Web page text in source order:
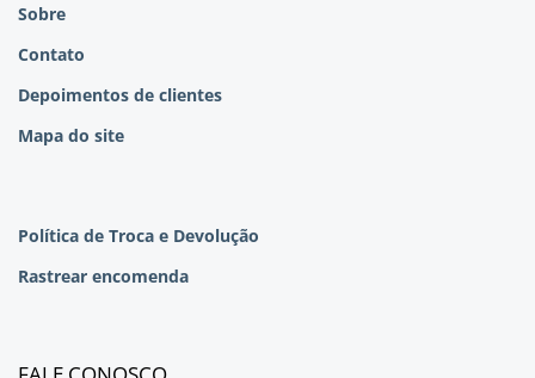
Sobre
Contato
Depoimentos de clientes
Mapa do site
Política de Troca e Devolução
Rastrear encomenda